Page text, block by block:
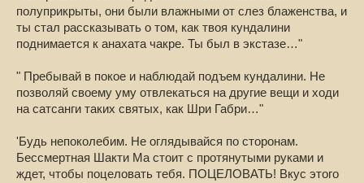
полуприкрыты, они были влажными от слез блаженства, и
ты стал рассказывать о том, как твоя кундалини
поднимается к анахата чакре. Ты был в экстазе…"
" Пребывай в покое и наблюдай подъем кундалини. Не
позволяй своему уму отвлекаться на другие вещи и ходи
на сатсанги таких святых, как Шри Габри…"
'Будь непоколебим. Не оглядывайся по сторонам.
Бессмертная Шакти Ма стоит с протянутыми руками и
ждет, чтобы поцеловать тебя. ПОЦЕЛОВАТЬ! Вкус этого